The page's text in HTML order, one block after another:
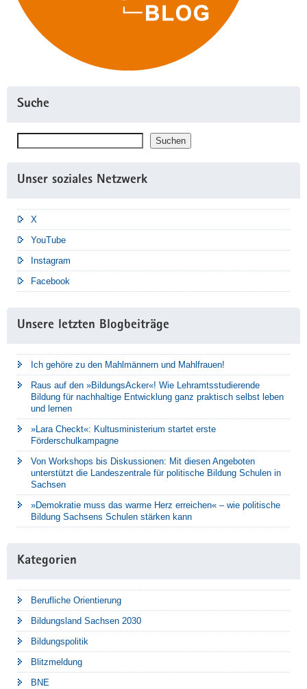
Suche
Suchen
Unser soziales Netzwerk
X
YouTube
Instagram
Facebook
Unsere letzten Blogbeiträge
Ich gehöre zu den Mahlmännern und Mahlfrauen!
Raus auf den »BildungsAcker«! Wie Lehramtsstudierende
Bildung für nachhaltige Entwicklung ganz praktisch selbst leben
und lernen
»Lara Checkt«: Kultusministerium startet erste
Förderschulkampagne
Von Workshops bis Diskussionen: Mit diesen Angeboten
unterstützt die Landeszentrale für politische Bildung Schulen in
Sachsen
»Demokratie muss das warme Herz erreichen« – wie politische
Bildung Sachsens Schulen stärken kann
Kategorien
Berufliche Orientierung
Bildungsland Sachsen 2030
Bildungspolitik
Blitzmeldung
BNE